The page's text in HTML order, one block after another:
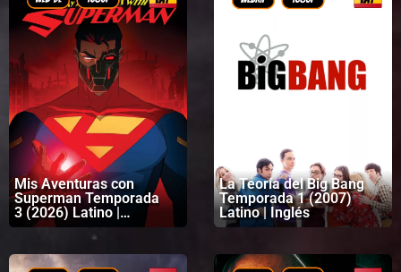
Mis Aventuras con
Superman Temporada
3 (2026) Latino |
Inglés
La Teoría del Big Bang
Temporada 1 (2007)
Latino | Inglés